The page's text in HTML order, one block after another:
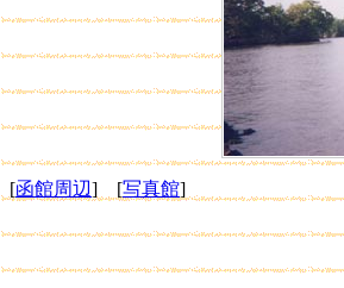
[函館周辺] [写真館]